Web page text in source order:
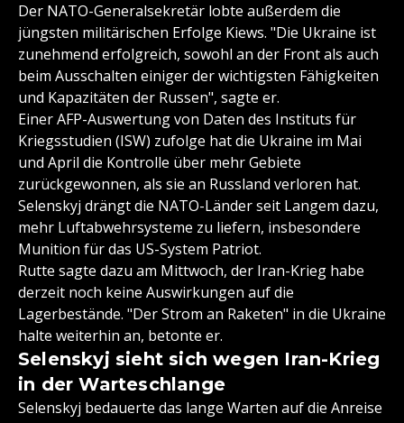
Der NATO-Generalsekretär lobte außerdem die
jüngsten militärischen Erfolge Kiews. "Die Ukraine ist
zunehmend erfolgreich, sowohl an der Front als auch
beim Ausschalten einiger der wichtigsten Fähigkeiten
und Kapazitäten der Russen", sagte er.
Einer AFP-Auswertung von Daten des Instituts für
Kriegsstudien (ISW) zufolge hat die Ukraine im Mai
und April die Kontrolle über mehr Gebiete
zurückgewonnen, als sie an Russland verloren hat.
Selenskyj drängt die NATO-Länder seit Langem dazu,
mehr Luftabwehrsysteme zu liefern, insbesondere
Munition für das US-System Patriot.
Rutte sagte dazu am Mittwoch, der Iran-Krieg habe
derzeit noch keine Auswirkungen auf die
Lagerbestände. "Der Strom an Raketen" in die Ukraine
halte weiterhin an, betonte er.
Selenskyj sieht sich wegen Iran-Krieg
in der Warteschlange
Selenskyj bedauerte das lange Warten auf die Anreise